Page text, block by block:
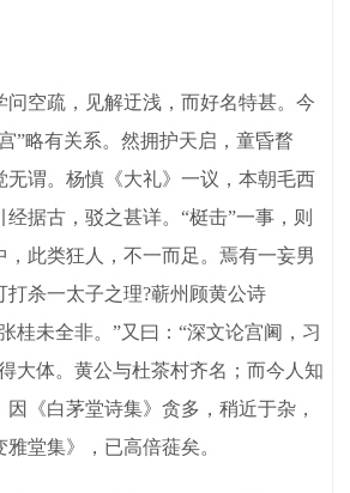
空疏，见解迂浅，而好名特甚。今
”略有关系。然拥护天启，童昏瞀
无谓。杨慎《大礼》一议，本朝毛西
据古，驳之甚详。“梃击”一事，则
，此类狂人，不一而足。焉有一妄男
打杀一太子之理?蕲州顾黄公诗
桂未全非。”又曰：“深文论宫阃，习
大体。黄公与杜茶村齐名；而今人知
《白茅堂诗集》贪多，稍近于杂，
堂集》，已高倍蓰矣。